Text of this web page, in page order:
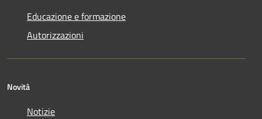
Educazione e formazione
Autorizzazioni
Novità
Notizie